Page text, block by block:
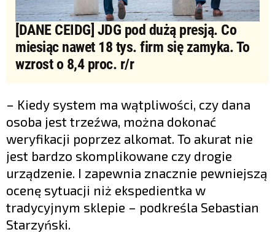
[DANE CEIDG] JDG pod dużą presją. Co
miesiąc nawet 18 tys. firm się zamyka. To
wzrost o 8,4 proc. r/r
– Kiedy system ma wątpliwości, czy dana
osoba jest trzeźwa, można dokonać
weryfikacji poprzez alkomat. To akurat nie
jest bardzo skomplikowane czy drogie
urządzenie. I zapewnia znacznie pewniejszą
ocenę sytuacji niż ekspedientka w
tradycyjnym sklepie – podkreśla Sebastian
Starzyński.